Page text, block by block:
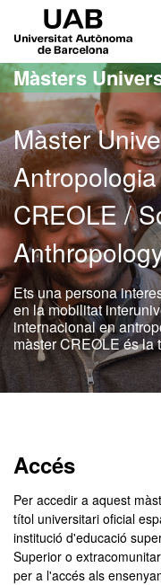
Ves al contingut principal
Ves a la navegació de la
Màsters
Màster
CREOLE /
Ets una persona
en la mobilitat
internacional en
màster CREOLE és la
Accés
Per accedir a aquest
títol universitari oficial
institució d'educació
Superior o
per a l'accés als